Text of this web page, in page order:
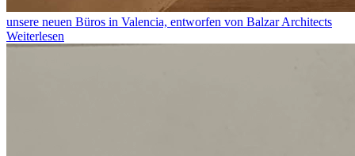
unsere neuen Büros in Valencia, entworfen von Balzar Architects
Weiterlesen